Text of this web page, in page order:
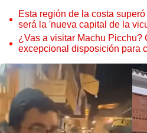
Esta región de la costa
será la 'nueva capital de la
¿Vas a visitar Machu Picchu?
excepcional disposición para